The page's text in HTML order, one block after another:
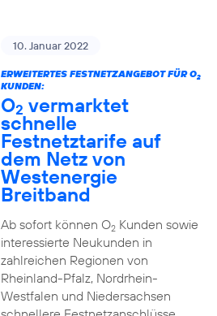
10. Januar 2022
ERWEITERTES FESTNETZANGEBOT FÜR O2
KUNDEN:
O2 vermarktet
schnelle
Festnetztarife auf
dem Netz von
Westenergie
Breitband
Ab sofort können O2Kunden sowie
interessierte Neukunden in
zahlreichen Regionen von
Rheinland-Pfalz, Nordrhein-
Westfalen und Niedersachsen